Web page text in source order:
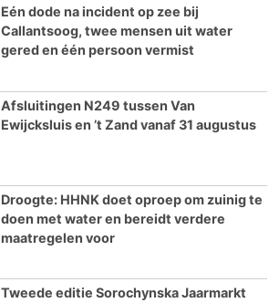
Eén dode na incident op zee bij
Callantsoog, twee mensen uit water
gered en één persoon vermist
Afsluitingen N249 tussen Van
Ewijcksluis en ’t Zand vanaf 31 augustus
Droogte: HHNK doet oproep om zuinig te
doen met water en bereidt verdere
maatregelen voor
Tweede editie Sorochynska Jaarmarkt